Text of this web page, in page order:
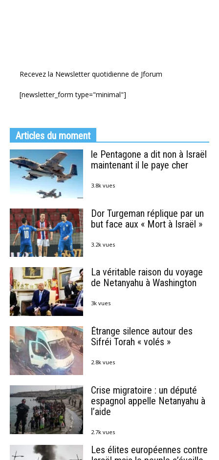
Recevez la Newsletter quotidienne de Jforum
[newsletter_form type="minimal"]
Articles du moment
le Pentagone a dit non à Israël
maintenant il le paye cher
3.8k vues
Dor Turgeman réplique par un
but face aux « Mort à Israël »
3.2k vues
La véritable raison du voyage
de Netanyahu à Washington
3k vues
Étrange silence autour des
Sifréi Torah « volés »
2.8k vues
Crise migratoire : un député
espagnol appelle Netanyahu à
l’aide
2.7k vues
Les élites européennes contre